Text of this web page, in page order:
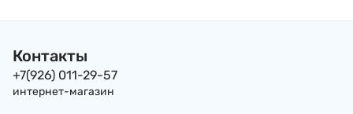
Контакты
+7(926) 011-29-57
интернет-магазин